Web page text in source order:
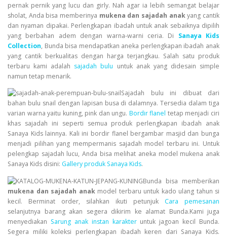
pernak pernik yang lucu dan girly. Nah agar ia lebih semangat belajar
sholat, Anda bisa memberinya mukena dan sajadah anakyang cantik
dan nyaman dipakai. Perlengkapan ibadah untuk anak sebaiknya dipilih
yang berbahan adem dengan warna-warni ceria. Di Sanaya Kids
Collection, Bunda bisa mendapatkan aneka perlengkapan ibadah anak
yang cantik berkualitas dengan harga terjangkau. Salah satu produk
terbaru kami adalah sajadah bulu untuk anak yang didesain simple
namun tetap menarik.
Sajadah bulu ini dibuat dari
bahan bulu snail dengan lapisan busa di dalamnya. Tersedia dalam tiga
varian warna yaitu kuning, pink dan ungu. Bordir flanel tetap menjadi ciri
khas sajadah ini seperti semua produk perlengkapan ibadah anak
Sanaya Kidslainnya. Kali ini bordir flanel bergambar masjid dan bunga
menjadi pilihan yang mempermanis sajadah model terbaru ini. Untuk
pelengkap sajadah lucu, Anda bisa melihat aneka model mukena anak
Sanaya Kids disini: Gallery produk Sanaya Kids.
Bunda bisa memberikan
mukena dan sajadah anakmodel terbaru untuk kado ulang tahun si
kecil. Berminat order, silahkan ikuti petunjuk Cara pemesanan
selanjutnya barang akan segera dikirim ke alamat Bunda.Kami juga
menyediakan Sarung anak instan karakteruntuk jagoan kecil Bunda.
Segera miliki koleksi perlengkapan ibadah keren dari Sanaya Kids.